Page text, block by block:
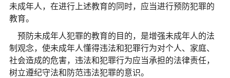
未成年人，在进行上述教育的同时，应当进行预防犯罪的
教育。
预防未成年人犯罪的教育的目的，是增强未成年人的法
制观念，使未成年人懂得违法和犯罪行为对个人、家庭、
社会造成的危害，违法和犯罪行为应当承担的法律责任，
树立遵纪守法和防范违法犯罪的意识。